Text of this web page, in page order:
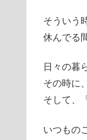
そういう
休んでる
日々の暮
その時に
そして、
いつもの